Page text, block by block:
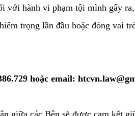
với hành vi phạm tội mình gây
trọng lần đầu hoặc đóng vai
hoặc email:
giữa các Bên sẽ được cam kết